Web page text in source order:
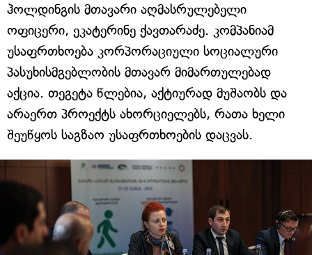
ჰოლდინგის მთავარი აღმასრულებელი
ოფიცერი, ეკატერინე ქავთარაძე. კომპანიამ
უსაფრთხოება კორპორაციული სოციალური
პასუხისმგებლობის მთავარ მიმართულებად
აქცია. თეგეტა წლებია, აქტიურად მუშაობს და
არაერთ პროექტს ახორციელებს, რათა ხელი
შეუწყოს საგზაო უსაფრთხოების დაცვას.